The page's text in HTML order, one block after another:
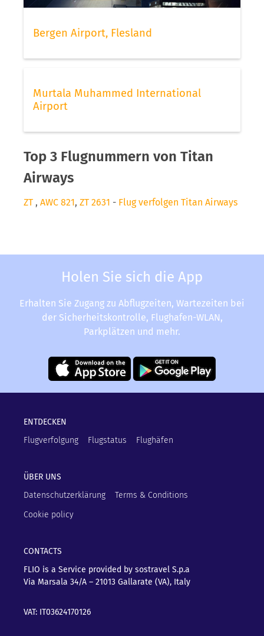
Bergen Airport, Flesland
Murtala Muhammed International
Airport
Top 3 Flugnummern von Titan
Airways
ZT , AWC 821, ZT 2631 - Flug verfolgen Titan Airways
Holen Sie sich die App
Erhalten Sie Zugang zu Abflugzeiten, Wartezeiten bei
der Sicherheitskontrolle, Flughafen-WLAN,
Parkplätzen und mehr.
ENTDECKEN
Flugverfolgung
Flugstatus Flughäfen
ÜBER UNS
Datenschutzerklärung
Terms & Conditions
Cookie policy
CONTACTS
FLIO is a Service provided by sostravel S.p.a
Via Marsala 34/A – 21013 Gallarate (VA), Italy
VAT: IT03624170126